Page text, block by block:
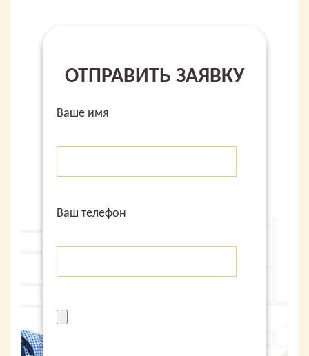
ОТПРАВИТЬ ЗАЯВКУ
Ваше имя
Ваш телефон